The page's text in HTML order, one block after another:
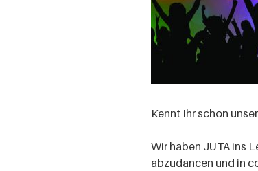
Kennt Ihr schon
Wir haben JUTA ins
abzudancen und in